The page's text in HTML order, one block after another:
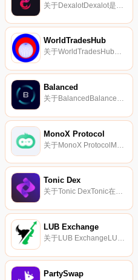
WorldTradesHub
关于WorldTradesHubWorldTradesHub于2021年2月11日推出,是一家总部位于巴哈马的集中式交易所.
Balanced
关于BalancedBalanced是专为采用而设计的DeFi：它快速、价格合理且易于使用。它为那些希望利用加密货币的人提供了最好的体验,并获得了比你的银行更高的回报。以0%的利率从Balanced借款,并从您的加密货币中获得更多.
MonoX Protocol
Tonic Dex
关于Tonic DexTonic在完全去中心化的同时,为NEAR带来了集中式交换的速度和便利。
LUB Exchange
关于LUB ExchangeLUB代币机器人-第一个拥有自己的LUB代币的Telegram加密货币交换机器人。全世界已有5亿多人在使用Telegram。大多数活跃用户已经在交易加密货币LUBLub代币是一种ERC-20加密货币代币,可用于在第一个基于电报的加密交换机器人上进行交易和支付费用.
PartySwap